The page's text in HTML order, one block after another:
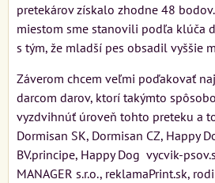
pretekárov získalo zhodne 48
miestom sme stanovili podľa klúča
s tým, že mladší pes obsadil vyššie
Záverom chcem veľmi poďakovať
darcom darov, ktorí takýmto
vyzdvihnúť úroveň tohto preteku a
Dormisan SK, Dormisan CZ, Happy
BV.principe, Happy Dog vycvik-
MANAGER s.r.o., reklamaPrint.sk,